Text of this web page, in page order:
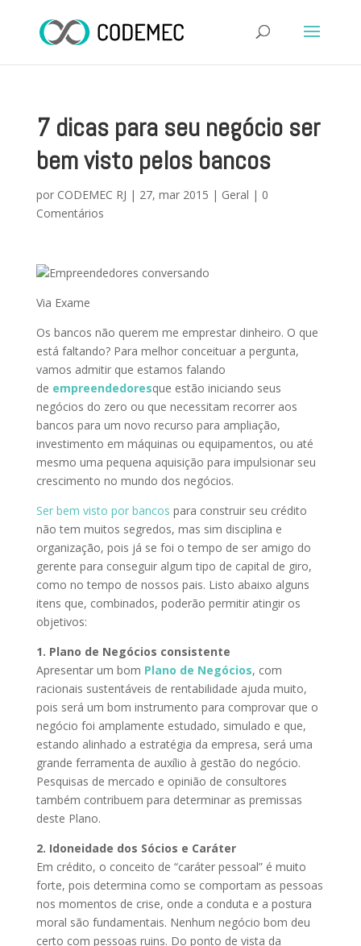
7 dicas para seu negócio ser
bem visto pelos bancos
por CODEMEC RJ | 27, mar 2015 | Geral | 0
Comentários
Via Exame
Os bancos não querem me emprestar dinheiro. O que
está faltando? Para melhor conceituar a pergunta,
vamos admitir que estamos falando
de empreendedoresque estão iniciando seus
negócios do zero ou que necessitam recorrer aos
bancos para um novo recurso para ampliação,
investimento em máquinas ou equipamentos, ou até
mesmo uma pequena aquisição para impulsionar seu
crescimento no mundo dos negócios.
Ser bem visto por bancos para construir seu crédito
não tem muitos segredos, mas sim disciplina e
organização, pois já se foi o tempo de ser amigo do
gerente para conseguir algum tipo de capital de giro,
como no tempo de nossos pais. Listo abaixo alguns
itens que, combinados, poderão permitir atingir os
objetivos:
1. Plano de Negócios consistente
Apresentar um bom Plano de Negócios, com
racionais sustentáveis de rentabilidade ajuda muito,
pois será um bom instrumento para comprovar que o
negócio foi amplamente estudado, simulado e que,
estando alinhado a estratégia da empresa, será uma
grande ferramenta de auxílio à gestão do negócio.
Pesquisas de mercado e opinião de consultores
também contribuem para determinar as premissas
deste Plano.
2. Idoneidade dos Sócios e Caráter
Em crédito, o conceito de “caráter pessoal” é muito
forte, pois determina como se comportam as pessoas
nos momentos de crise, onde a conduta e a postura
moral são fundamentais. Nenhum negócio bom deu
certo com pessoas ruins. Do ponto de vista da